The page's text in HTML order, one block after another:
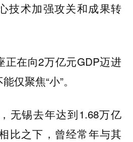
技术加强攻关和成果转
正在向2万亿元GDP迈进
仅聚焦“小”。
无锡去年达到1.68万亿
比之下，曾经常年与其